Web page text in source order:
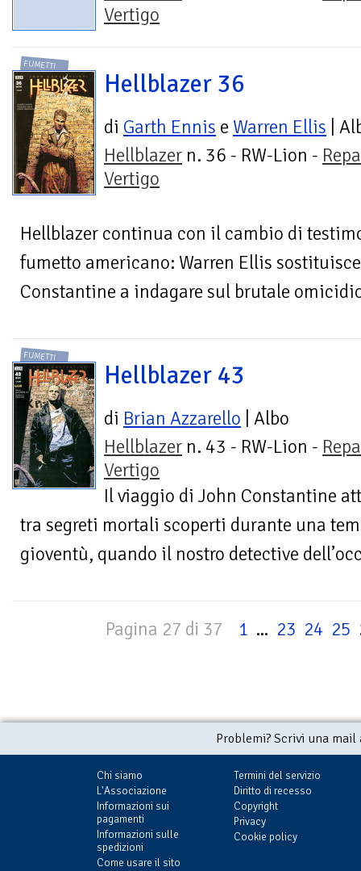
Vertigo
FUMETTI
Hellblazer 36
di Garth Ennis e Warren Ellis |
Hellblazer n. 36 - RW-Lion -
Vertigo
Hellblazer continua con il cambio di
fumetto americano: Warren Ellis
Constantine a indagare sul brutale
FUMETTI
Hellblazer 43
di Brian Azzarello | Albo
Hellblazer n. 43 - RW-Lion -
Vertigo
Il viaggio di John Constantine
tra segreti mortali scoperti durante una
gioventù, quando il nostro detective
Pagina 27 di 37 1 ... 23 24 25
Problemi? Scrivi una
Chi siamo
L'Associazione
Informazioni sui
pagamenti
Informazioni sulle
spedizioni
Come usare il sito
Termini del servizio
Diritto di recesso
Copyright
Privacy
Cookie policy